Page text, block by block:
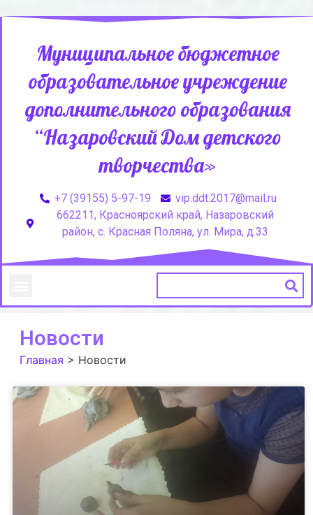
Муниципальное бюджетное
образовательное учреждение
дополнительного образования
“Назаровский Дом детского
творчества»
+7 (39155) 5-97-19
vip.ddt.2017@mail.ru
662211, Красноярский край, Назаровский
район, с. Красная Поляна, ул. Мира, д.33
Новости
Главная > Новости